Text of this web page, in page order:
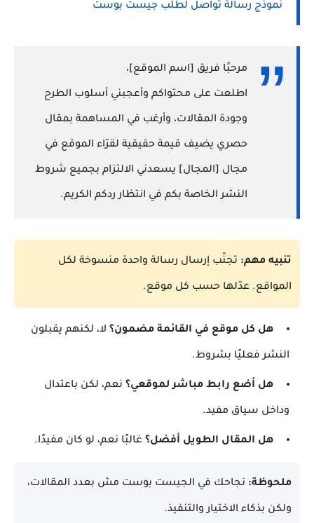
نموذج رسالة تواصل لطلب جيست بوست
مرحبًا فريق [اسم الموقع]،
اطلعت على محتواكم وأعجبني أسلوب الطرح
وجودة المقالات، وأرغب في المساهمة بمقال
حصري يضيف قيمة حقيقية لقرّاء الموقع في
مجال [المجال] يسعدني الالتزام بجميع شروط
النشر الخاصة بكم في انتظار ردكم الكريم.
تنبيه مهم: تجنّب إرسال رسالة واحدة منسوخة لكل
المواقع. عدّلها حسب كل موقع.
هل كل موقع في القائمة مضمون؟ لا، لكنهم يقبلون
النشر فعليًا بشروط.
هل أضع رابط مباشر لموقعي؟ نعم، لكن باعتدال
وداخل سياق مفيد.
هل المقال الطويل أفضل؟ غالبًا نعم، لو كان مفيدًا.
ملحوظة: نجاحك في الجيست بوست مش بعدد المقالات،
ولكن بذكاء الاختيار والتنفيذ.